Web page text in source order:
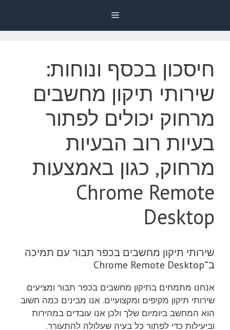
Menu
חיסכון בכסף ונוחות:
שירותי תיקון מחשבים
מרחוק יכולים לפתור
בעיות רוב הבעיות
מרחוק, כגון באמצעות
Chrome Remote
Desktop
שירותי תיקון מחשבים בכפר תבור עם תמיכה
ב־Chrome Remote Desktop
אנחנו מתמחים בתיקון מחשבים בכפר תבור ומציעים
שירותי תיקון מקיפים ומקצועיים. אנו מבינים כמה חשוב
הוא המחשב ביומיום שלך ולכן אנו עובדים במהירות
וביעילות כדי לפתור כל בעיה שעלולה להתעורר.